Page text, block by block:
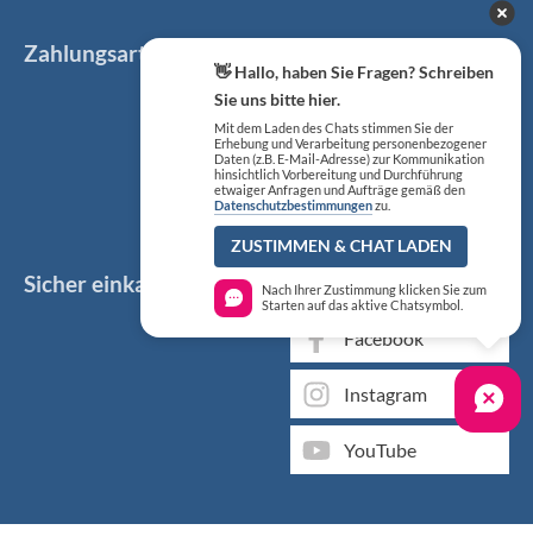
Zahlungsarten
Sicher einkaufen Social Media
Facebook
Instagram
YouTube
👋 Hallo, haben Sie Fragen? Schreiben
Sie uns bitte hier.
Mit dem Laden des Chats stimmen Sie der
Erhebung und Verarbeitung personenbezogener
Daten (z.B. E-Mail-Adresse) zur Kommunikation
hinsichtlich Vorbereitung und Durchführung
etwaiger Anfragen und Aufträge gemäß den
Datenschutzbestimmungenzu.
ZUSTIMMEN & CHAT LADEN
Nach Ihrer Zustimmung klicken Sie zum
Starten auf das aktive Chatsymbol.